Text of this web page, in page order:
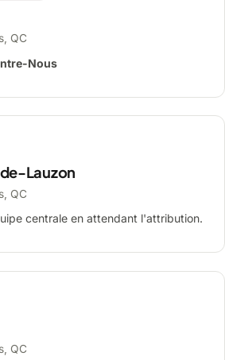
QC
Nous
Lauzon
QC
centrale en attendant l'attribution.
QC